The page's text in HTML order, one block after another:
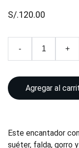
S/.120.00
- +
Agregar al
Este encantador
suéter, falda, gorro